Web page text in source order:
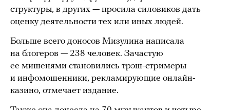
структуры, в других — просила силовиков дать
оценку деятельности тех или иных людей.
Больше всего доносов Мизулина написала
на блогеров — 238 человек. Зачастую
ее мишенями становились трэш-стримеры
и инфомошенники, рекламирующие онлайн-
казино, отмечает издание.